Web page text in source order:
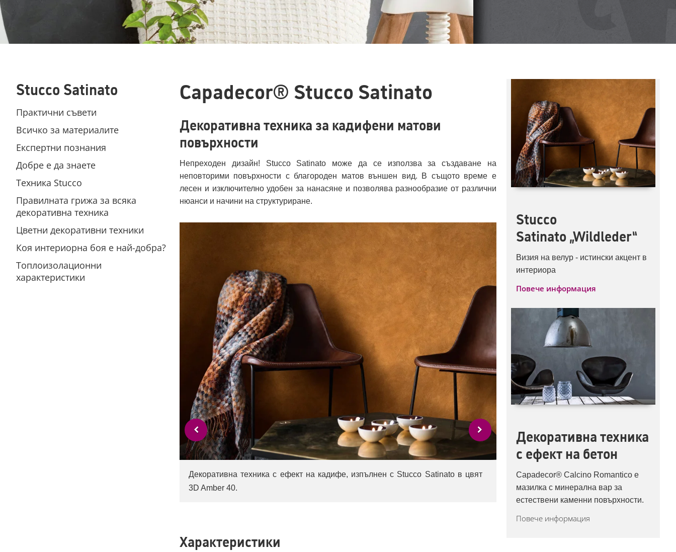
Stucco Satinato
Практични съвети
Всичко за материалите
Експертни познания
Добре е да знаете
Техника Stucco
Правилната грижа за всяка
декоративна техника
Цветни декоративни техники
Коя интериорна боя е най-добра?
Топлоизолационни
характеристики
Capadecor® Stucco Satinato
Декоративна техника за кадифени матови
повърхности
Непреходен дизайн! Stucco Satinato може да се използва за създаване на
неповторими повърхности с благороден матов външен вид. В същото време е
лесен и изключително удобен за нанасяне и позволява разнообразие от различни
нюанси и начини на структуриране.
Кадифена повърхност, създаваща уют в помещението
Stucco
Satinato „Wildleder“
Визия на велур - истински акцент в
интериора
Повече информация
Декоративна техника
с ефект на бетон
Capadecor® Calcino Romantico е
мазилка с минерална вар за
естествени каменни повърхности.
Повече информация